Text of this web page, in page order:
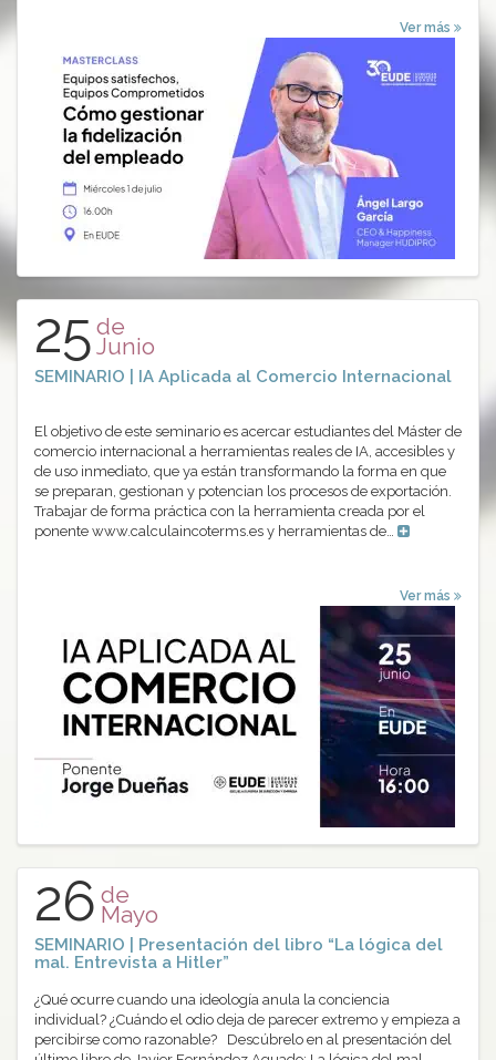
Ver más
25 de
Junio
SEMINARIO | IA Aplicada al Comercio Internacional
El objetivo de este seminario es acercar estudiantes del Máster de
comercio internacional a herramientas reales de IA, accesibles y
de uso inmediato, que ya están transformando la forma en que
se preparan, gestionan y potencian los procesos de exportación.
Trabajar de forma práctica con la herramienta creada por el
ponente www.calculaincoterms.es y herramientas de…
Ver más
26 de
Mayo
SEMINARIO | Presentación del libro “La lógica del
mal. Entrevista a Hitler”
¿Qué ocurre cuando una ideología anula la conciencia
individual? ¿Cuándo el odio deja de parecer extremo y empieza a
percibirse como razonable? Descúbrelo en al presentación del